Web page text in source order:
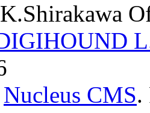
Nucleus CMS.